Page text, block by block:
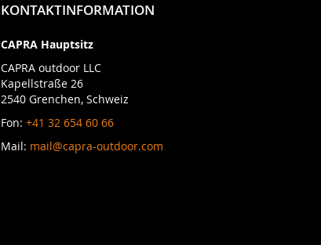
KONTAKTINFORMATION
CAPRA Hauptsitz
CAPRA outdoor LLC
Kapellstraße 26
2540 Grenchen, Schweiz
Fon: +41 32 654 60 66
Mail: mail@capra-outdoor.com